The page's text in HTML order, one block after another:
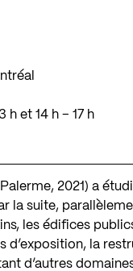
h et 14 h – 17 h
2021) a
la suite,
les édifices
d’exposition, la
d’autres